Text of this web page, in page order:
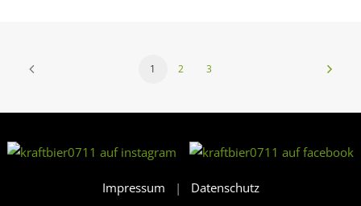
1 2 3
Impressum | Datenschutz